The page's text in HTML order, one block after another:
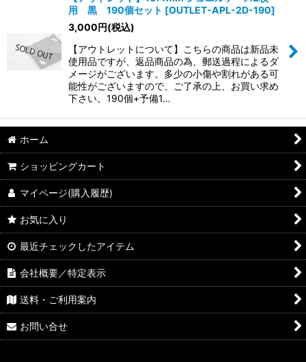
用 黒 190個セット [OUTLET-APL-2D-190]
3,000 円(税込)
【アウトレットについて】こちらの商品は新品未
使用品ですが、返品商品の為、郵送過程によるダ
メージがございます。多少の小傷や割れがある可
能性がございますので、ご了承の上、お買い求め
下さい。190個+予備1…
ホーム
ショッピングカート
マイページ(購入履歴)
お気に入り
最近チェックしたアイテム
会社概要／特定表示
送料・ご利用案内
お問い合せ